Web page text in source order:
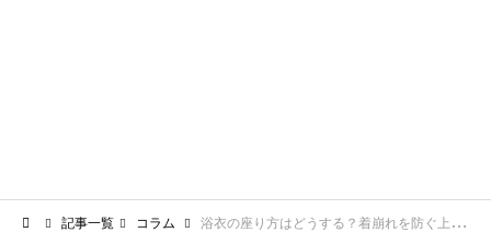
記事一覧 コラム 浴衣の座り方はどうする？着崩れを防ぐ上品な所作